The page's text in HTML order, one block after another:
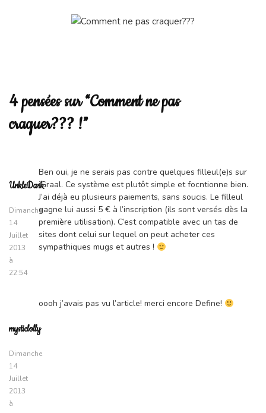
4 pensées sur “Comment ne pas
craquer??? !”
UnkleDark
Dimanche
14
Juillet
2013
à
22:54
Ben oui, je ne serais pas contre quelques filleul(e)s sur
iGraal. Ce système est plutôt simple et focntionne bien.
J’ai déjà eu plusieurs paiements, sans soucis. Le filleul
gagne lui aussi 5 € à l’inscription (ils sont versés dès la
première utilisation). C’est compatible avec un tas de
sites dont celui sur lequel on peut acheter ces
sympathiques mugs et autres !
mysticlolly
Dimanche
14
Juillet
2013
à
oooh j’avais pas vu l’article! merci encore Define!